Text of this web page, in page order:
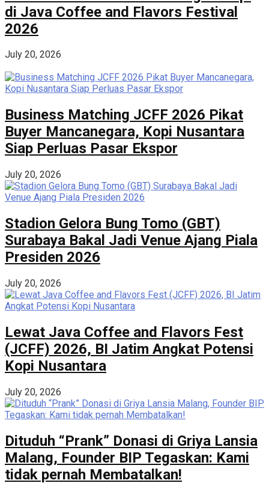
di Java Coffee and Flavors Festival
2026
July 20, 2026
Business Matching JCFF 2026 Pikat
Buyer Mancanegara, Kopi Nusantara
Siap Perluas Pasar Ekspor
July 20, 2026
Stadion Gelora Bung Tomo (GBT)
Surabaya Bakal Jadi Venue Ajang Piala
Presiden 2026
July 20, 2026
Lewat Java Coffee and Flavors Fest
(JCFF) 2026, BI Jatim Angkat Potensi
Kopi Nusantara
July 20, 2026
Dituduh “Prank” Donasi di Griya Lansia
Malang, Founder BIP Tegaskan: Kami
tidak pernah Membatalkan!